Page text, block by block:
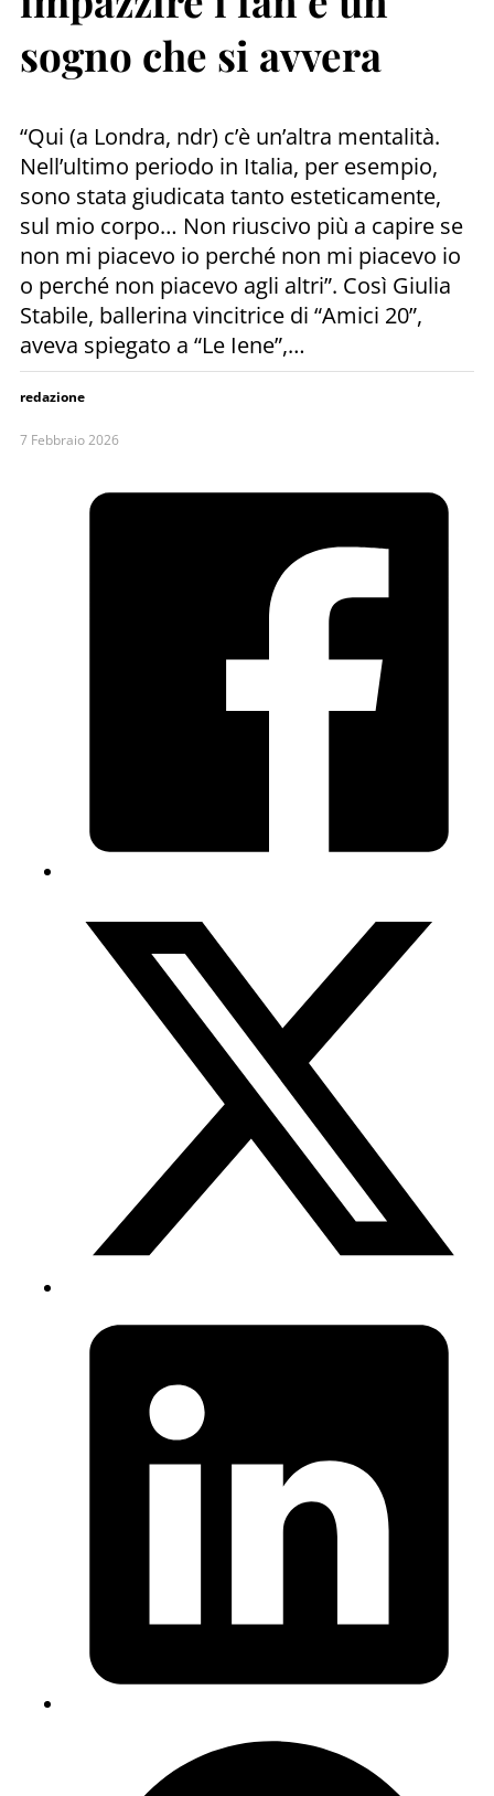
sogno che si avvera
“Qui (a Londra, ndr) c’è un’altra mentalità.
Nell’ultimo periodo in Italia, per esempio,
sono stata giudicata tanto esteticamente,
sul mio corpo… Non riuscivo più a capire se
non mi piacevo io perché non mi piacevo io
o perché non piacevo agli altri”. Così Giulia
Stabile, ballerina vincitrice di “Amici 20”,
aveva spiegato a “Le Iene”,…
redazione
7 Febbraio 2026